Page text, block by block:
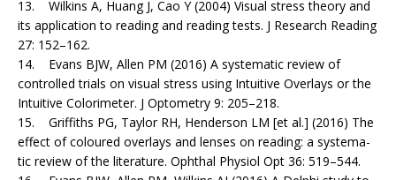
13. Wilkins A, Huang J, Cao Y (2004) Visual stress theory and
its application to reading and reading tests. J Research Reading
27: 152–162.
14. Evans BJW, Allen PM (2016) A systematic review of
controlled trials on visual stress using Intuitive Overlays or the
Intuitive Colorimeter. J Optometry 9: 205–218.
15. Griffiths PG, Taylor RH, Henderson LM [et al.] (2016) The
effect of coloured overlays and lenses on reading: a systema­
tic review of the literature. Ophthal Physiol Opt 36: 519–544.